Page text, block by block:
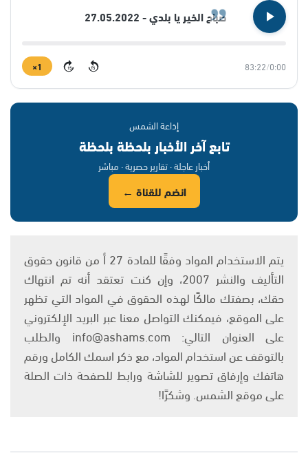
صباح الخير يا بلدي - 27.05.2022
0:00
/
83:22
15
15
1×
إذاعة الشمس
تابع آخر الأخبار بلحظة بلحظة
أخبار عاجلة · تقارير حصرية · مباشر
انضم للقناة ←
يتم الاستخدام المواد وفقًا للمادة 27 أ من قانون حقوق
التأليف والنشر 2007، وإن كنت تعتقد أنه تم انتهاك
حقك، بصفتك مالكًا لهذه الحقوق في المواد التي تظهر
على الموقع، فيمكنك التواصل معنا عبر البريد الإلكتروني
على العنوان التالي: info@ashams.com والطلب
بالتوقف عن استخدام المواد، مع ذكر اسمك الكامل ورقم
هاتفك وإرفاق تصوير للشاشة ورابط للصفحة ذات الصلة
على موقع الشمس. وشكرًا!